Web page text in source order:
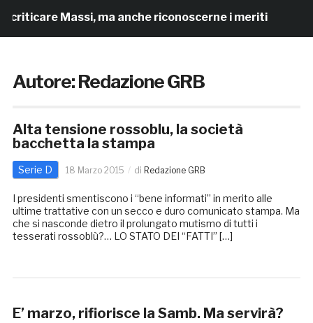
Massi, ma anche riconoscerne i meriti
Autore:Redazione GRB
Alta tensione rossoblu, la società
bacchetta la stampa
Serie D 18 Marzo 2015 di Redazione GRB
I presidenti smentiscono i “bene informati” in merito alle
ultime trattative con un secco e duro comunicato stampa. Ma
che si nasconde dietro il prolungato mutismo di tutti i
tesserati rossoblù?… LO STATO DEI “FATTI” […]
E’ marzo, rifiorisce la Samb. Ma servirà?